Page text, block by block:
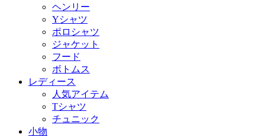
ヘンリー
Yシャツ
ポロシャツ
ジャケット
フード
ボトムス
レディース
人気アイテム
Tシャツ
チュニック
小物